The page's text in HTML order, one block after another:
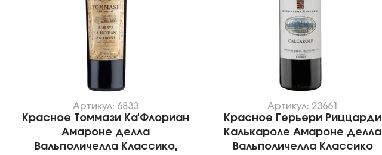
Артикул: 6833
Красное Томмази Ка'Флориан
Амароне делла
Вальполичелла Классико,
Артикул: 23661
Красное Герьери Риццарди
Калькароле Амароне делла
Вальполичелла Классико